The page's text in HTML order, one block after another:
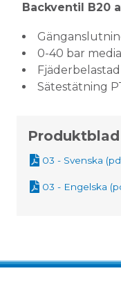
Backventil B20
0-40 bar
Sätestätning
Produktblad
03 - Svenska
03 - Engelska